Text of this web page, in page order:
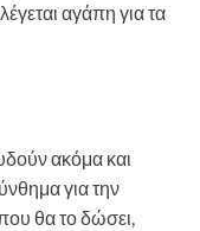
λέγεται αγάπη για τα
ακόμα και
για την
θα το δώσει,